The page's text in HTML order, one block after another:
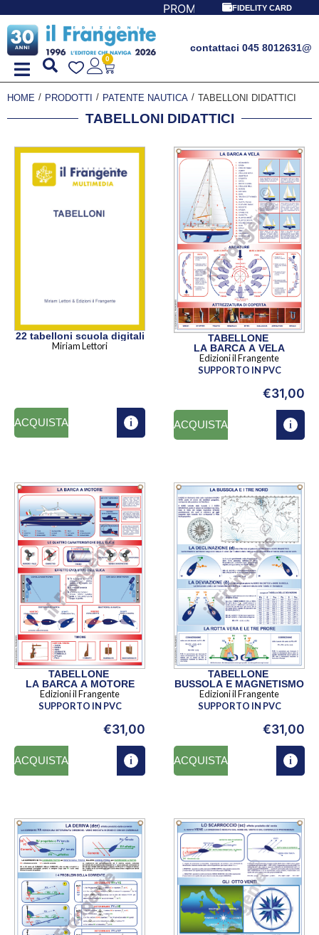
PROMO SPECIALE LIBRI PER I 30 ANNI DEL
FIDELITY CARD
contattaci 045 8012631@
0
HOME / PRODOTTI / PATENTE NAUTICA / TABELLONI DIDATTICI
TABELLONI DIDATTICI
22 tabelloni scuola digitali
Miriam Lettori
ACQUISTA
TABELLONE
LA BARCA A VELA
Edizioni il Frangente
SUPPORTO IN PVC
€31,00
ACQUISTA
TABELLONE
LA BARCA A MOTORE
Edizioni il Frangente
SUPPORTO IN PVC
€31,00
ACQUISTA
TABELLONE
BUSSOLA E MAGNETISMO
Edizioni il Frangente
SUPPORTO IN PVC
€31,00
ACQUISTA